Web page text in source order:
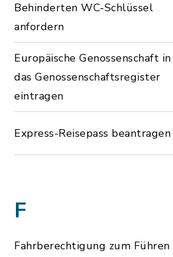
Behinderten WC-Schlüssel
anfordern
Europäische Genossenschaft in
das Genossenschaftsregister
eintragen
Express-Reisepass beantragen
F
Fahrberechtigung zum Führen